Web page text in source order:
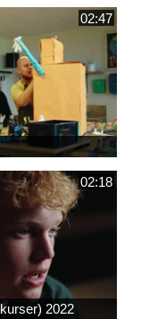
02:47
02:18
2022